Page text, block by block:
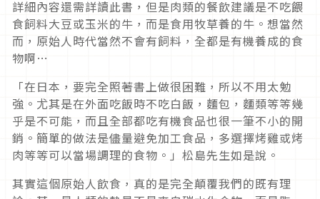
詳細內容還需詳讀此書，但是肉類的餐飲建議是不吃餵
食飼料大豆或玉米的牛，而是食用牧草養的牛。想當然
而，原始人時代當然不會有飼料，全都是有機養成的食
物啊…
「在日本，要完全照著書上做很困難，所以不用太勉
強。尤其是在外面吃飯時不吃白飯，麵包，麵類等等幾
乎是不可能，而且全部都吃有機食品也很一筆不小的開
銷。簡單的做法是儘量避免加工食品，多選擇烤雞或烤
肉等等可以當場調理的食物。」松島先生如是說。
其實這個原始人飲食，真的是完全顛覆我們的既有理